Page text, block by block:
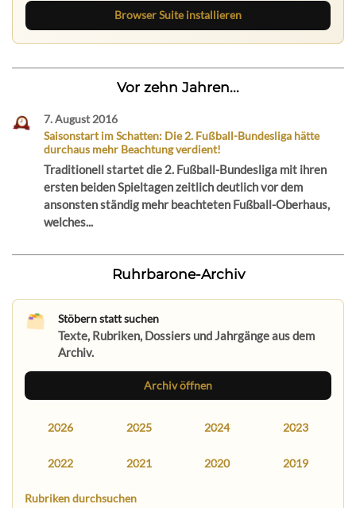
Browser Suite installieren
Vor zehn Jahren...
7. August 2016
Saisonstart im Schatten: Die 2. Fußball-Bundesliga hätte
durchaus mehr Beachtung verdient!
Traditionell startet die 2. Fußball-Bundesliga mit ihren
ersten beiden Spieltagen zeitlich deutlich vor dem
ansonsten ständig mehr beachteten Fußball-Oberhaus,
welches...
Ruhrbarone-Archiv
Stöbern statt suchen
Texte, Rubriken, Dossiers und Jahrgänge aus dem
Archiv.
Archiv öffnen
2026 2025 2024 2023
2022 2021 2020 2019
Rubriken durchsuchen